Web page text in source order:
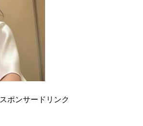
スポンサードリンク